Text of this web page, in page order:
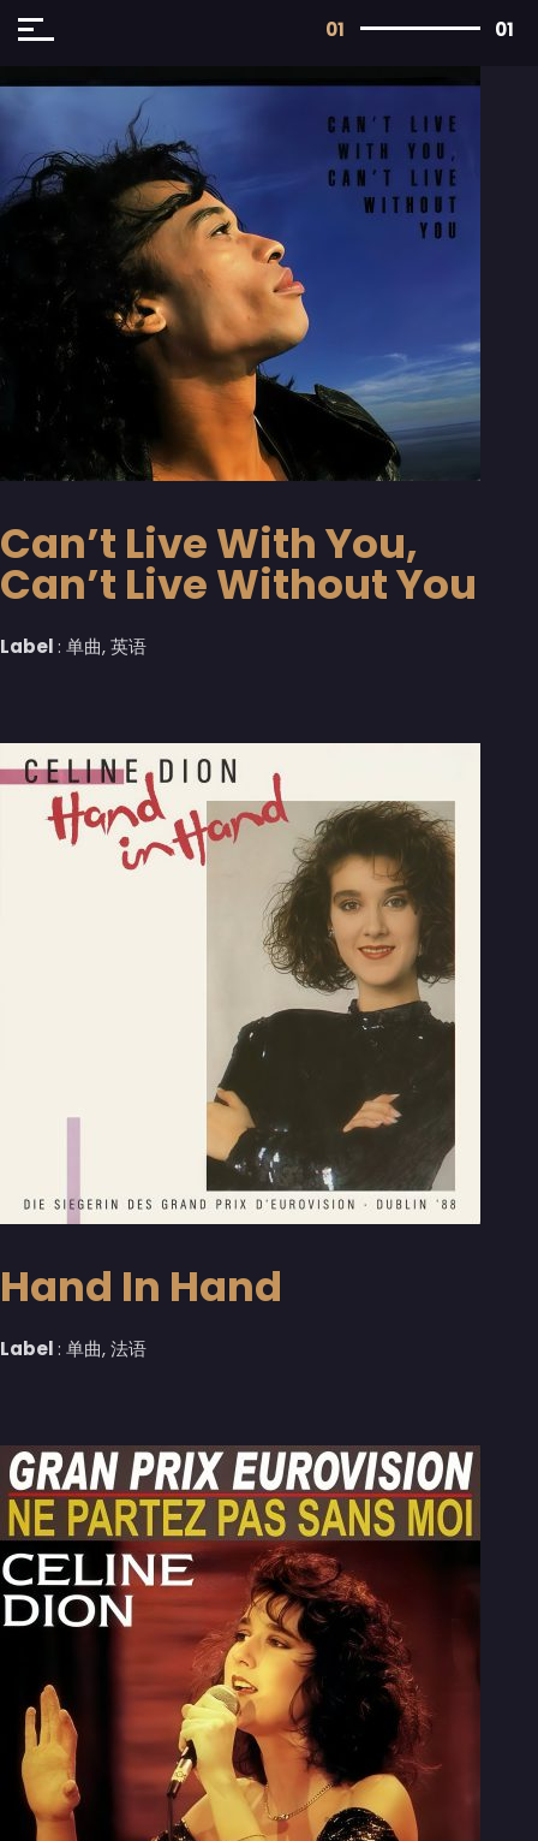
01 01
Can’t Live With You,
Can’t Live Without You
Label: 单曲, 英语
Hand In Hand
Label: 单曲, 法语